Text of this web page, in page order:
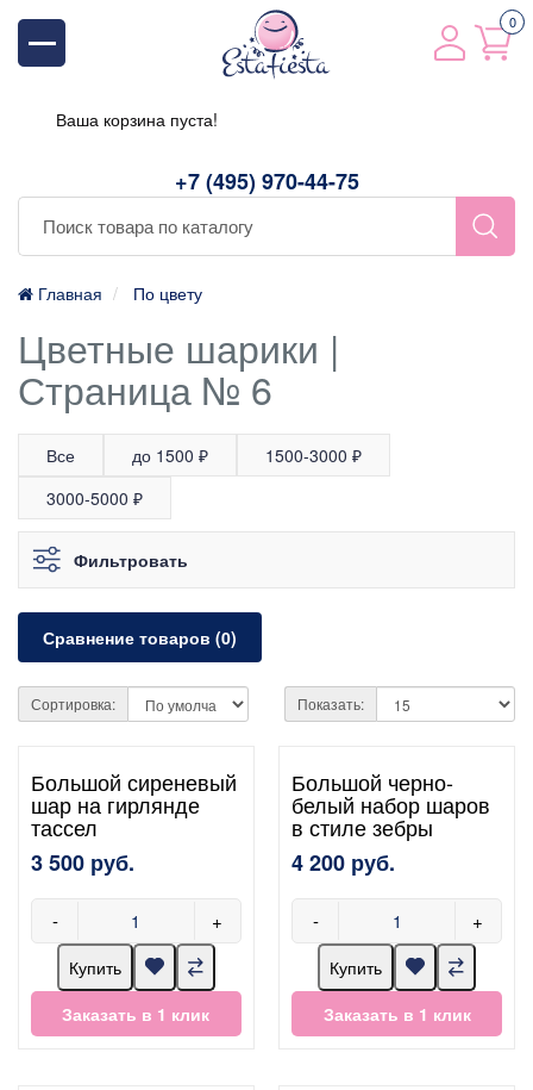
+7 (495) 970-44-75
0
Ваша корзина пуста!
Главная По цвету
Цветные шарики |
Страница № 6
Все до 1500 ₽
1500-3000 ₽
3000-5000 ₽
Фильтровать
Сравнение товаров (0)
Сортировка: Показать:
Большой сиреневый
шар на гирлянде
тассел
3 500 руб.
- +
Купить
Заказать в 1 клик
Большой черно-
белый набор шаров
в стиле зебры
4 200 руб.
- +
Купить
Заказать в 1 клик